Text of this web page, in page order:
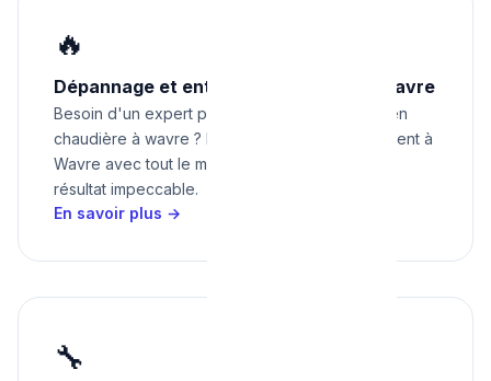
🔥
Dépannage et entretien chaudière à Wavre
Besoin d'un expert pour dépannage et entretien
chaudière à wavre ? Nous intervenons rapidement à
Wavre avec tout le matériel nécessaire pour un
résultat impeccable.
En savoir plus →
🔧